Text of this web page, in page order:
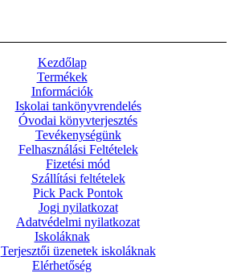
Kezdőlap
Termékek
Információk
Iskolai tankönyvrendelés
Óvodai könyvterjesztés
Tevékenységünk
Felhasználási Feltételek
Fizetési mód
Szállítási feltételek
Pick Pack Pontok
Jogi nyilatkozat
Adatvédelmi nyilatkozat
Iskoláknak
Terjesztői üzenetek iskoláknak
Elérhetőség